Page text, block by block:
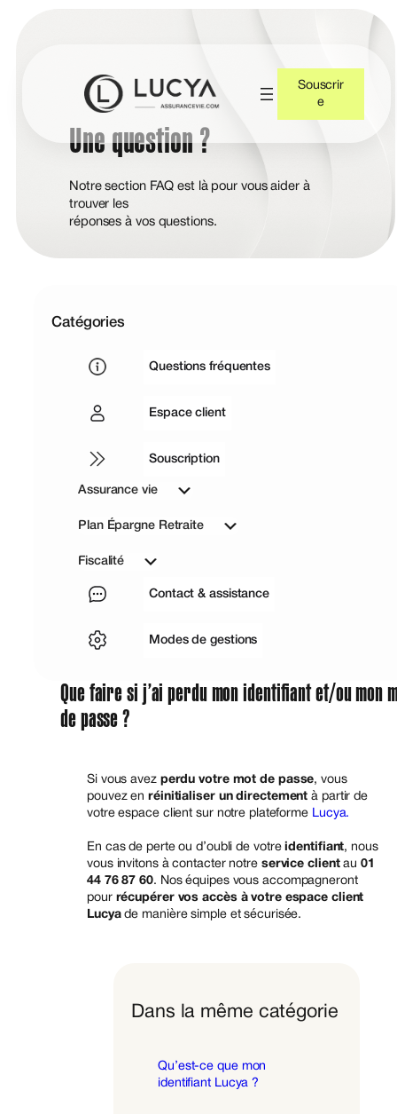
Souscrir
e
Une question ?
Notre section FAQ est là pour vous aider à
trouver les
réponses à vos questions.
Catégories
Questions fréquentes
Espace client
Souscription
Assurance vie
Plan Épargne Retraite
Fiscalité
Contact & assistance
Modes de gestions
Que faire si j’ai perdu mon identifiant et/ou mon
de passe ?
Si vous avez perdu votre mot de passe, vous
pouvez enréinitialiser un directementà partir de
votre espace client sur notre plateforme Lucya.
En cas de perte ou d’oubli de votreidentifiant, nous
vous invitons à contacter notre service clientau01
44 76 87 60. Nos équipes vous accompagneront
pour récupérer vos accès à votre espace client
Lucyade manière simple et sécurisée.
Dans la même catégorie
Qu’est-ce que mon
identifiant Lucya ?